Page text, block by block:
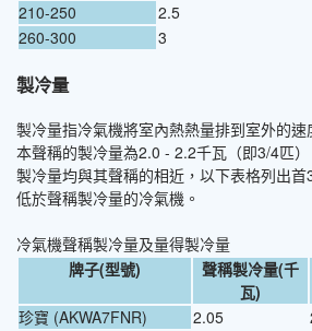
210-250
2.5
260-300
3
製冷量
製冷量指冷氣機將室內熱熱量排到室外的
本聲稱的製冷量為2.0 - 2.2千瓦（即3/4匹
製冷量均與其聲稱的相近，以下表格列出
低於聲稱製冷量的冷氣機。
冷氣機聲稱製冷量及量得製冷量
牌子(型號)
聲稱製冷量(千
瓦)
珍寶 (AKWA7FNR) 2.05